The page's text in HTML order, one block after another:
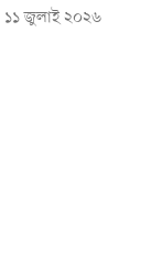
১১ জুলাই ২০২৬